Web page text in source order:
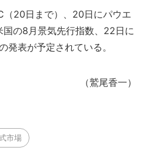
20日まで）、20日にパウエ
国の8月景気先行指数、22日に
発表が予定されている。
（鷲尾香一）
市場